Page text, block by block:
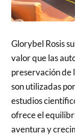
Glorybel Rosis
valor que las
preservación de
son utilizadas
estudios
ofrece el
aventura y